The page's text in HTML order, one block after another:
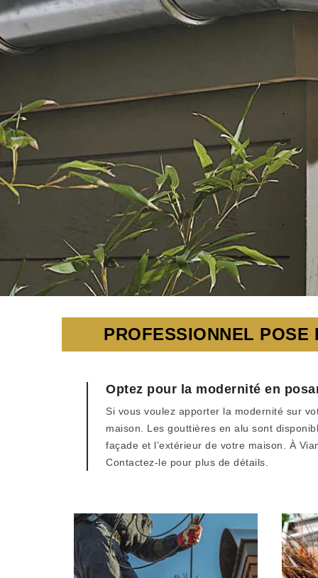
PROFESSIONNEL POSE
Optez pour la modernité en
Si vous voulez apporter la modernité sur
maison. Les gouttières en alu sont
façade et l’extérieur de votre maison. À
Contactez-le pour plus de détails.